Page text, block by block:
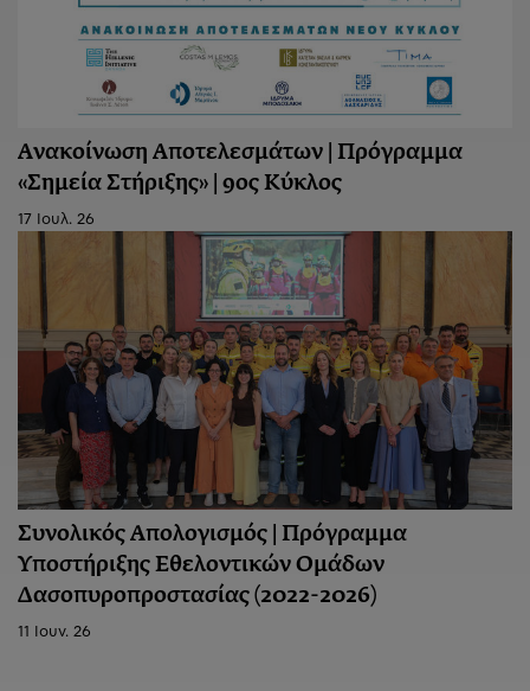
Ανακοίνωση Aποτελεσμάτων | Πρόγραμμα
«Σημεία Στήριξης» | 9ος Κύκλος
17 Ιουλ. 26
Συνολικός Απολογισμός | Πρόγραμμα
Υποστήριξης Εθελοντικών Ομάδων
Δασοπυροπροστασίας (2022-2026)
11 Ιουν. 26